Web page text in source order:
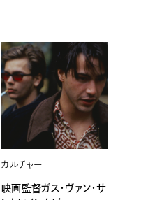
カルチャー
映画監督ガス・ヴァン・サ